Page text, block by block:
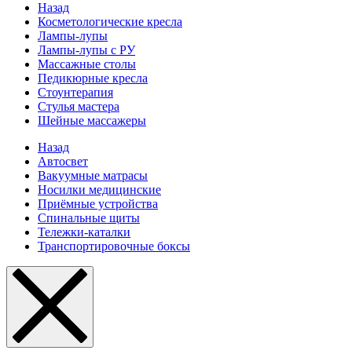
Назад
Косметологические кресла
Лампы-лупы
Лампы-лупы с РУ
Массажные столы
Педикюрные кресла
Стоунтерапия
Стулья мастера
Шейные массажеры
Назад
Автосвет
Вакуумные матрасы
Носилки медицинские
Приёмные устройства
Спинальные щиты
Тележки-каталки
Транспортировочные боксы